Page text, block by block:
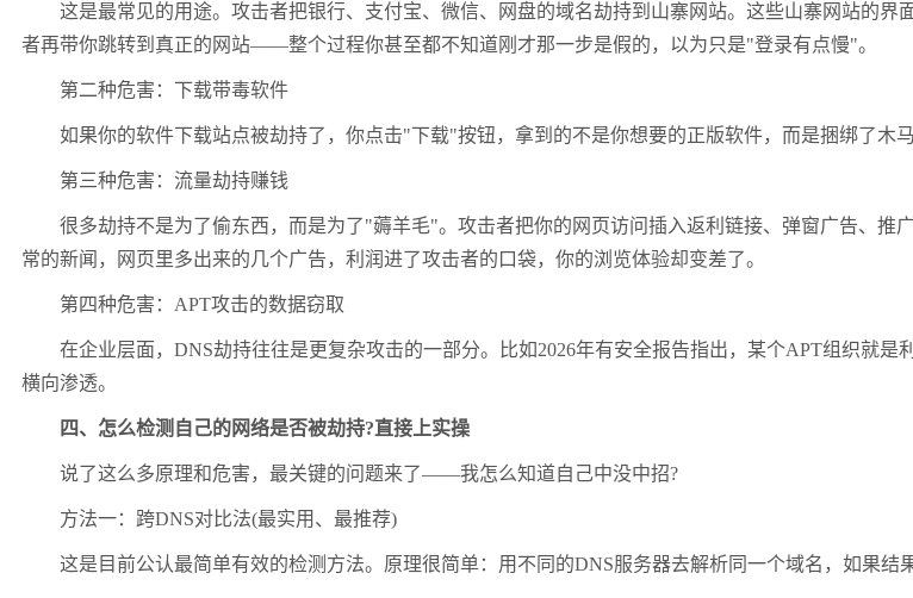
这是最常见的用途。攻击者把银行、支付宝、微信、网盘的域名劫持到山寨网站。这些山寨网站的界
者再带你跳转到真正的网站——整个过程你甚至都不知道刚才那一步是假的，以为只是"登录有点慢"。
第二种危害：下载带毒软件
如果你的软件下载站点被劫持了，你点击"下载"按钮，拿到的不是你想要的正版软件，而是捆绑了木马
第三种危害：流量劫持赚钱
很多劫持不是为了偷东西，而是为了"薅羊毛"。攻击者把你的网页访问插入返利链接、弹窗广告、推
常的新闻，网页里多出来的几个广告，利润进了攻击者的口袋，你的浏览体验却变差了。
第四种危害：APT攻击的数据窃取
在企业层面，DNS劫持往往是更复杂攻击的一部分。比如2026年有安全报告指出，某个APT组织就是
横向渗透。
四、怎么检测自己的网络是否被劫持?直接上实操
说了这么多原理和危害，最关键的问题来了——我怎么知道自己中没中招?
方法一：跨DNS对比法(最实用、最推荐)
这是目前公认最简单有效的检测方法。原理很简单：用不同的DNS服务器去解析同一个域名，如果结